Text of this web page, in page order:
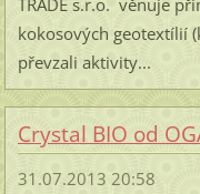
kokosových geotextílií
převzali aktivity...
Crystal BIO od
31.07.2013 20:58